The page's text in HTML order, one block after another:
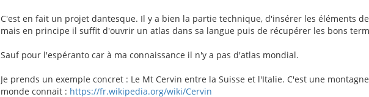
C'est en fait un projet dantesque. Il y a bien la partie technique, d'insérer les éléments
mais en principe il suffit d'ouvrir un atlas dans sa langue puis de récupérer les bons
Sauf pour l'espéranto car à ma connaissance il n'y a pas d'atlas mondial.
Je prends un exemple concret : Le Mt Cervin entre la Suisse et l'Italie. C'est une
monde connait : https://fr.wikipedia.org/wiki/Cervin